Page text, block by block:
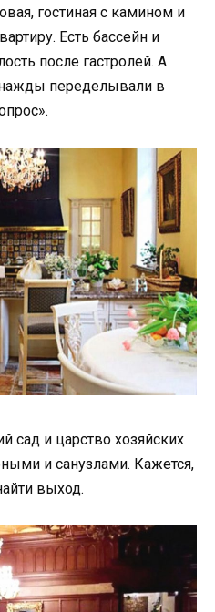
гостиная с камином и
Есть бассейн и
после гастролей. А
переделывали в
сад и царство хозяйских
и санузлами. Кажется,
выход.